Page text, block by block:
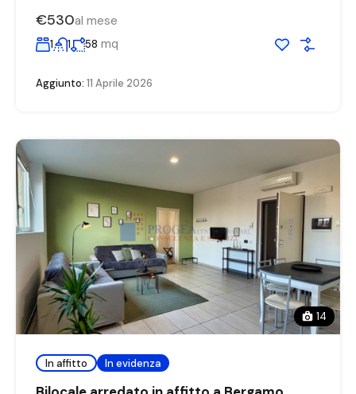
€530al mese
1 1 58 mq
Aggiunto: 11 Aprile 2026
14
In affitto In evidenza